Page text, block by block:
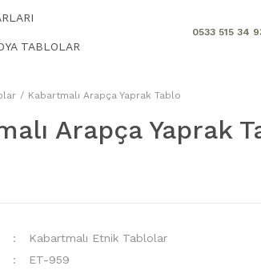
TABLOLAR
0533 515 34
Kabartmalı Arapça Yaprak Tablo
Arapça Yaprak
Kabartmalı Etnik Tablolar
ET-959